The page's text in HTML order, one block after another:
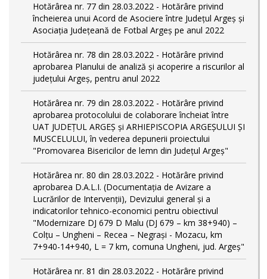
Hotărârea nr. 77 din 28.03.2022 - Hotărâre privind
încheierea unui Acord de Asociere între Județul Argeș și
Asociația Județeană de Fotbal Argeș pe anul 2022
Hotărârea nr. 78 din 28.03.2022 - Hotărâre privind
aprobarea Planului de analiză și acoperire a riscurilor al
județului Argeș, pentru anul 2022
Hotărârea nr. 79 din 28.03.2022 - Hotărâre privind
aprobarea protocolului de colaborare încheiat între
UAT JUDEȚUL ARGEȘ și ARHIEPISCOPIA ARGEȘULUI ȘI
MUSCELULUI, în vederea depunerii proiectului
"Promovarea Bisericilor de lemn din Județul Argeș"
Hotărârea nr. 80 din 28.03.2022 - Hotărâre privind
aprobarea D.A.L.I. (Documentaţia de Avizare a
Lucrărilor de Intervenţii), Devizului general și a
indicatorilor tehnico-economici pentru obiectivul
"Modernizare DJ 679 D Malu (DJ 679 – km 38+940) –
Colțu – Ungheni – Recea – Negrași - Mozacu, km
7+940-14+940, L = 7 km, comuna Ungheni, jud. Argeș"
Hotărârea nr. 81 din 28.03.2022 - Hotărâre privind